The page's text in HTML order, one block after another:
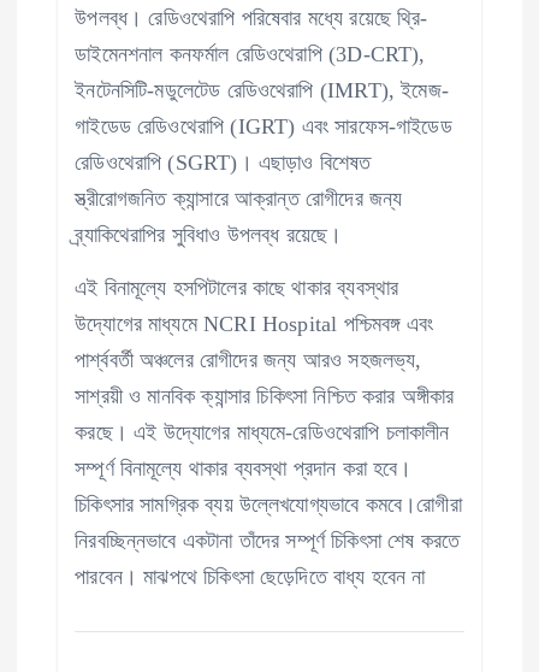
উপলব্ধ। রেডিওথেরাপি পরিষেবার মধ্যে রয়েছে থ্রি-
ডাইমেনশনাল কনফর্মাল রেডিওথেরাপি (3D-CRT),
ইনটেনসিটি-মডুলেটেড রেডিওথেরাপি (IMRT), ইমেজ-
গাইডেড রেডিওথেরাপি (IGRT) এবং সারফেস-গাইডেড
রেডিওথেরাপি (SGRT)। এছাড়াও বিশেষত
স্ত্রীরোগজনিত ক্যান্সারে আক্রান্ত রোগীদের জন্য
ব্র্যাকিথেরাপির সুবিধাও উপলব্ধ রয়েছে।
এই বিনামূল্যে হসপিটালের কাছে থাকার ব্যবস্থার
উদ্যোগের মাধ্যমে NCRI Hospital পশ্চিমবঙ্গ এবং
পার্শ্ববর্তী অঞ্চলের রোগীদের জন্য আরও সহজলভ্য,
সাশ্রয়ী ও মানবিক ক্যান্সার চিকিৎসা নিশ্চিত করার অঙ্গীকার
করছে। এই উদ্যোগের মাধ্যমে-রেডিওথেরাপি চলাকালীন
সম্পূর্ণ বিনামূল্যে থাকার ব্যবস্থা প্রদান করা হবে।
চিকিৎসার সামগ্রিক ব্যয় উল্লেখযোগ্যভাবে কমবে।রোগীরা
নিরবচ্ছিন্নভাবে একটানা তাঁদের সম্পূর্ণ চিকিৎসা শেষ করতে
পারবেন। মাঝপথে চিকিৎসা ছেড়েদিতে বাধ্য হবেন না